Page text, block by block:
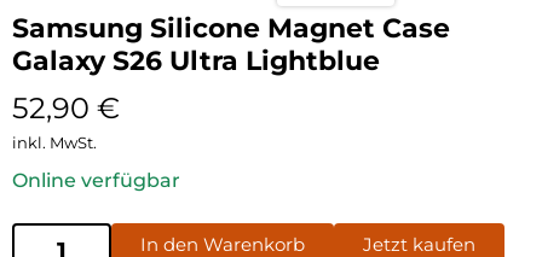
Samsung Silicone Magnet Case
Galaxy S26 Ultra Lightblue
52,90 €
inkl. MwSt.
Online verfügbar
In den Warenkorb Jetzt kaufen